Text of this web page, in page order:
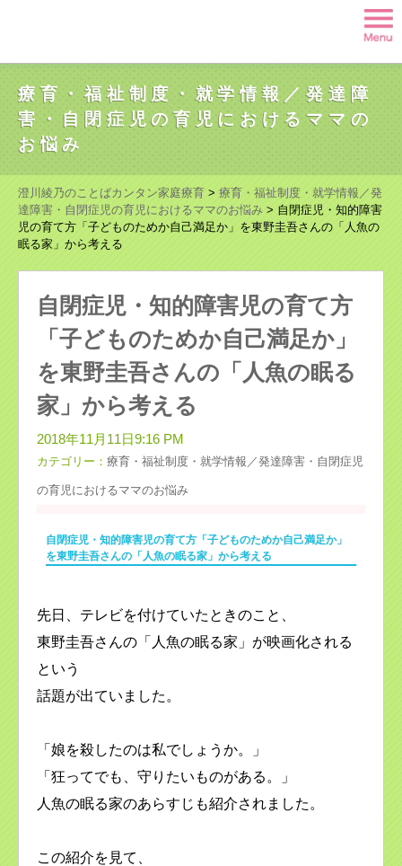
療育・福祉制度・就学情報／発達障
害・自閉症児の育児におけるママの
お悩み
澄川綾乃のことばカンタン家庭療育 > 療育・福祉制度・就学情報／発
達障害・自閉症児の育児におけるママのお悩み > 自閉症児・知的障害
児の育て方「子どものためか自己満足か」を東野圭吾さんの「人魚の
眠る家」から考える
自閉症児・知的障害児の育て方
「子どものためか自己満足か」
を東野圭吾さんの「人魚の眠る
家」から考える
2018年11月11日9:16 PM
カテゴリー： 療育・福祉制度・就学情報／発達障害・自閉症児
の育児におけるママのお悩み
自閉症児・知的障害児の育て方「子どものためか自己満足か」
を東野圭吾さんの「人魚の眠る家」から考える
先日、テレビを付けていたときのこと、
東野圭吾さんの「人魚の眠る家」が映画化される
という
話題が出ていました。
「娘を殺したのは私でしょうか。」
「狂ってでも、守りたいものがある。」
人魚の眠る家のあらすじも紹介されました。
この紹介を見て、